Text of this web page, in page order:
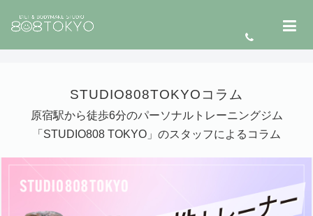
STUDIO808TOKYOコラム
原宿駅から徒歩6分のパーソナルトレーニングジム
「STUDIO808 TOKYO」のスタッフによるコラム